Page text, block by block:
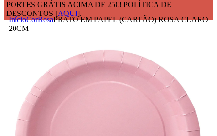
PORTES GRÁTIS ACIMA DE 25€! POLÍTICA DE
DESCONTOS [AQUI].
InícioCorRosaPRATO EM PAPEL (CARTÃO) ROSA CLARO
20CM